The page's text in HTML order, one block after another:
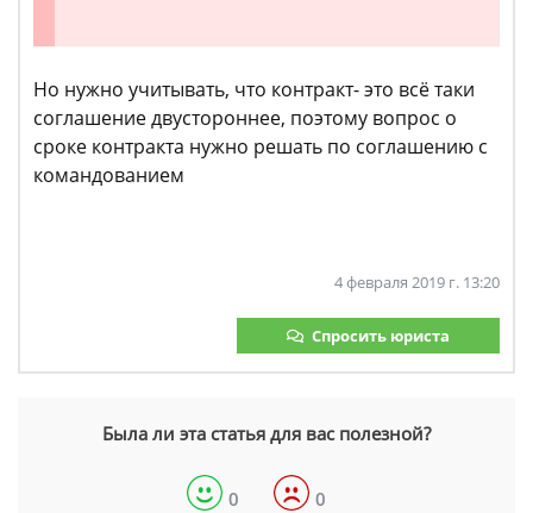
Но нужно учитывать, что контракт- это всё таки
соглашение двустороннее, поэтому вопрос о
сроке контракта нужно решать по соглашению с
командованием
4 февраля 2019 г. 13:20
Спросить юриста
Была ли эта статья для вас полезной?
0 0